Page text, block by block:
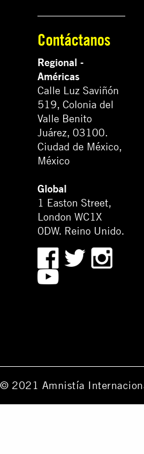
Contáctanos
Regional -
Américas
Calle Luz Saviñón
519, Colonia del
Valle Benito
Juárez, 03100.
Ciudad de México,
México
Global
1 Easton Street,
London WC1X
0DW. Reino Unido.
© 2021 Amnistía